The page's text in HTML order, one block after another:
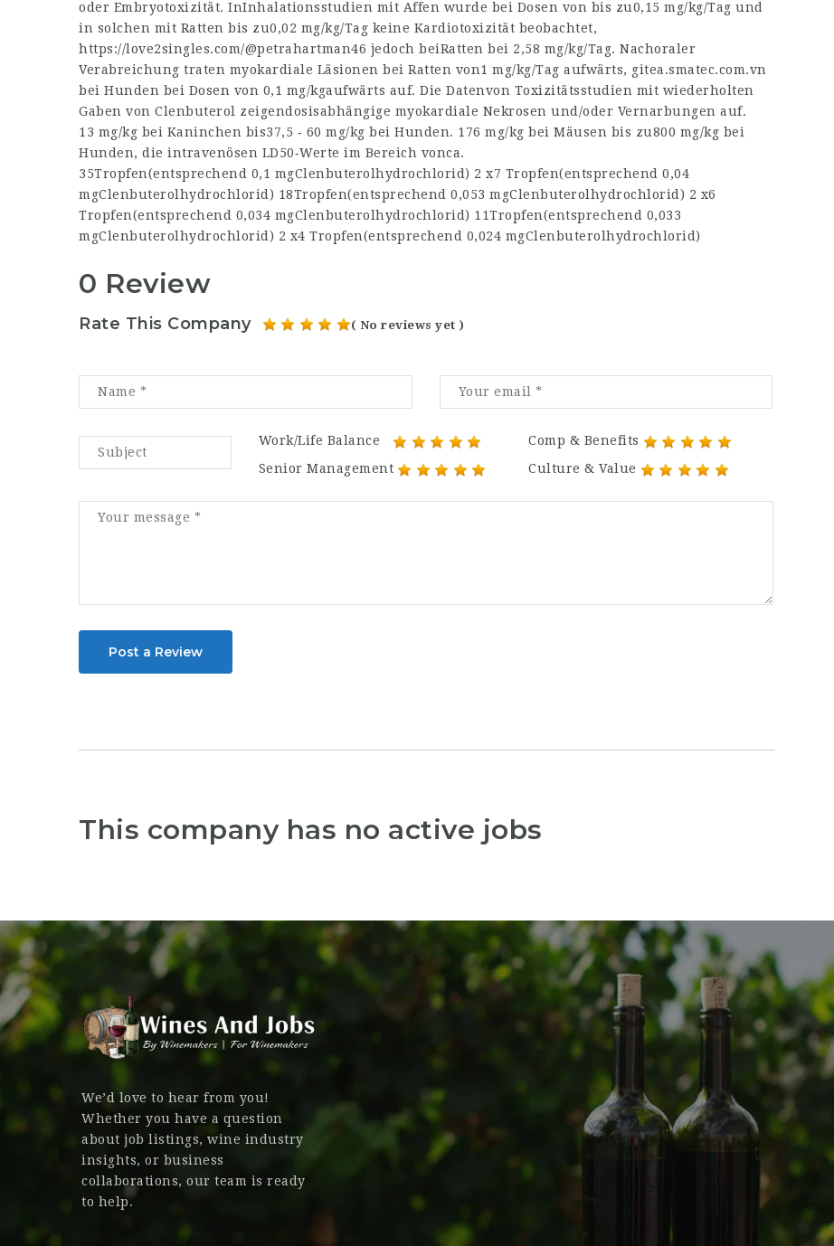
oder Embryotoxizität. InInhalationsstudien mit Affen wurde bei Dosen von bis zu0,15 mg/kg/Tag und
in solchen mit Ratten bis zu0,02 mg/kg/Tag keine Kardiotoxizität beobachtet,
https://love2singles.com/@petrahartman46 jedoch beiRatten bei 2,58 mg/kg/Tag. Nachoraler
Verabreichung traten myokardiale Läsionen bei Ratten von1 mg/kg/Tag aufwärts, gitea.smatec.com.vn
bei Hunden bei Dosen von 0,1 mg/kgaufwärts auf. Die Datenvon Toxizitätsstudien mit wiederholten
Gaben von Clenbuterol zeigendosisabhängige myokardiale Nekrosen und/oder Vernarbungen auf.
13 mg/kg bei Kaninchen bis37,5 ‑ 60 mg/kg bei Hunden. 176 mg/kg bei Mäusen bis zu800 mg/kg bei
Hunden, die intravenösen LD50‑Werte im Bereich vonca.
35Tropfen(entsprechend 0,1 mgClenbuterolhydrochlorid) 2 x7 Tropfen(entsprechend 0,04
mgClenbuterolhydrochlorid) 18Tropfen(entsprechend 0,053 mgClenbuterolhydrochlorid) 2 x6
Tropfen(entsprechend 0,034 mgClenbuterolhydrochlorid) 11Tropfen(entsprechend 0,033
mgClenbuterolhydrochlorid) 2 x4 Tropfen(entsprechend 0,024 mgClenbuterolhydrochlorid)
0 Review
Rate This Company ( No reviews yet )
Work/Life Balance
Comp & Benefits
Senior Management
Culture & Value
Post a Review
This company has no active jobs
We’d love to hear from you!
Whether you have a question
about job listings, wine industry
insights, or business
collaborations, our team is ready
to help.